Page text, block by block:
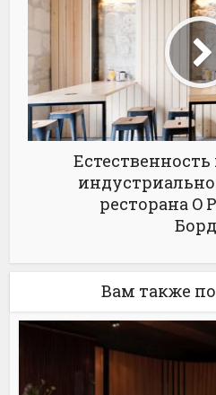
ресторана O
Вам также